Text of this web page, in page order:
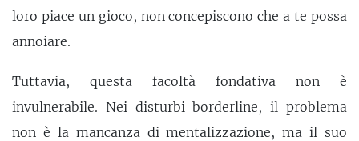
loro piace un gioco, non concepiscono che a te possa
annoiare.
Tuttavia, questa facoltà fondativa non è
invulnerabile. Nei disturbi borderline, il problema
non è la mancanza di mentalizzazione, ma il suo